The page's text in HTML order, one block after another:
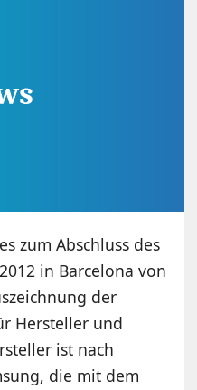
zum Abschluss des
in Barcelona von
der
Hersteller und
ist nach
die mit dem